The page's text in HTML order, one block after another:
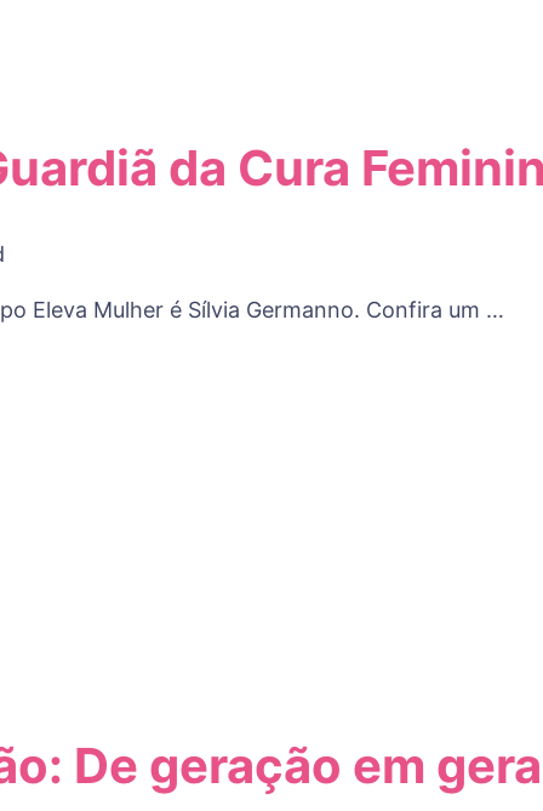
da Cura
Eleva Mulher é Sílvia Germanno. Confira um …
De geração em